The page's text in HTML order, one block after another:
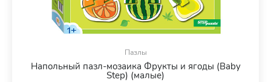
Пазлы
Напольный пазл-мозаика Фрукты и ягоды (Baby
Step) (малые)